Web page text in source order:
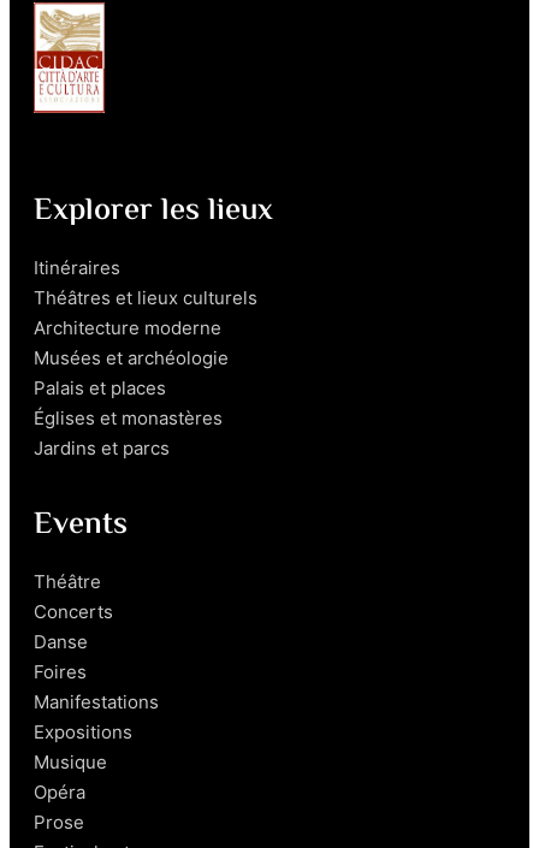
Explorer les lieux
Itinéraires
Théâtres et lieux culturels
Architecture moderne
Musées et archéologie
Palais et places
Églises et monastères
Jardins et parcs
Events
Théâtre
Concerts
Danse
Foires
Manifestations
Expositions
Musique
Opéra
Prose